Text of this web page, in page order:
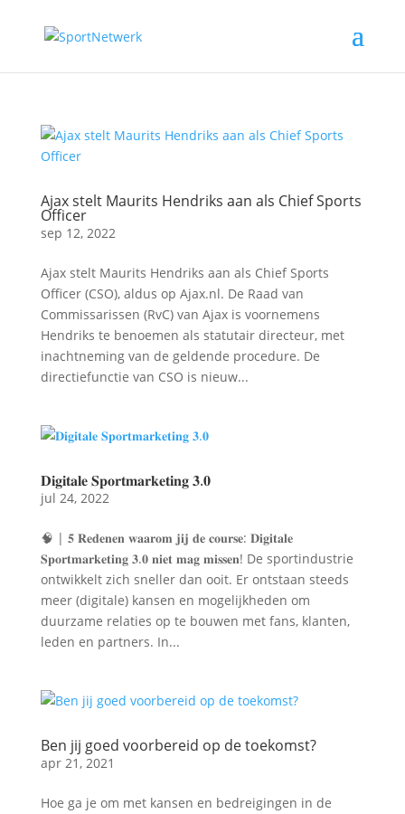
Ajax stelt Maurits Hendriks aan als Chief Sports
Officer
sep 12, 2022
Ajax stelt Maurits Hendriks aan als Chief Sports
Officer (CSO), aldus op Ajax.nl. De Raad van
Commissarissen (RvC) van Ajax is voornemens
Hendriks te benoemen als statutair directeur, met
inachtneming van de geldende procedure. De
directiefunctie van CSO is nieuw...
𝐃𝐢𝐠𝐢𝐭𝐚𝐥𝐞 𝐒𝐩𝐨𝐫𝐭𝐦𝐚𝐫𝐤𝐞𝐭𝐢𝐧𝐠 𝟑.𝟎
jul 24, 2022
🧠 | 𝟓 𝐑𝐞𝐝𝐞𝐧𝐞𝐧 𝐰𝐚𝐚𝐫𝐨𝐦 𝐣𝐢𝐣 𝐝𝐞 𝐜𝐨𝐮𝐫𝐬𝐞: 𝐃𝐢𝐠𝐢𝐭𝐚𝐥𝐞
𝐒𝐩𝐨𝐫𝐭𝐦𝐚𝐫𝐤𝐞𝐭𝐢𝐧𝐠 𝟑.𝟎 𝐧𝐢𝐞𝐭 𝐦𝐚𝐠 𝐦𝐢𝐬𝐬𝐞𝐧! De sportindustrie
ontwikkelt zich sneller dan ooit. Er ontstaan steeds
meer (digitale) kansen en mogelijkheden om
duurzame relaties op te bouwen met fans, klanten,
leden en partners. In...
Ben jij goed voorbereid op de toekomst?
apr 21, 2021
Hoe ga je om met kansen en bedreigingen in de